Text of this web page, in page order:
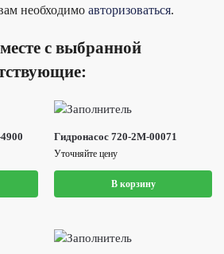
необходимо авторизоваться.
с выбранной
Гидронасос 720-2M-00071
Уточняйте цену
В корзину